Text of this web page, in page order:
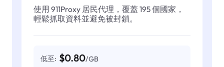
使用 911Proxy 居民代理，覆蓋 195 個國家，
輕鬆抓取資料並避免被封鎖。
低至: $0.80/GB